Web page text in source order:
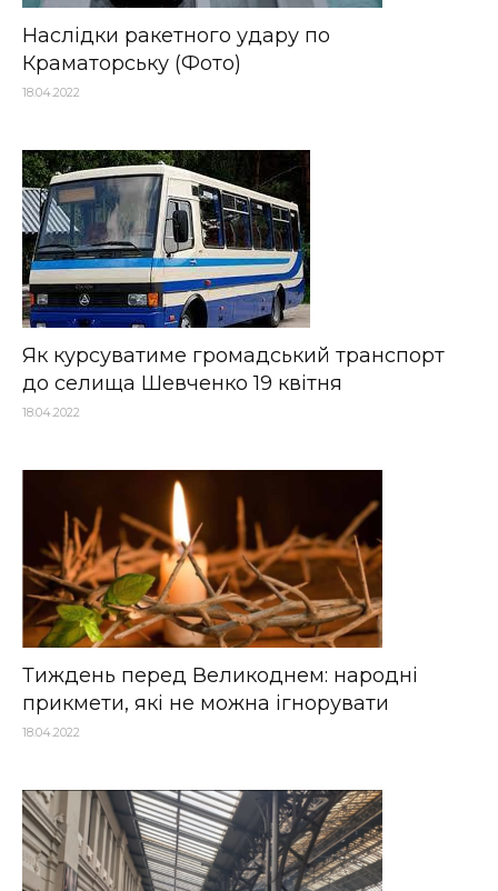
Наслідки ракетного удару по
Краматорську (Фото)
18.04.2022
Як курсуватиме громадський транспорт
до селища Шевченко 19 квітня
18.04.2022
Тиждень перед Великоднем: народні
прикмети, які не можна ігнорувати
18.04.2022